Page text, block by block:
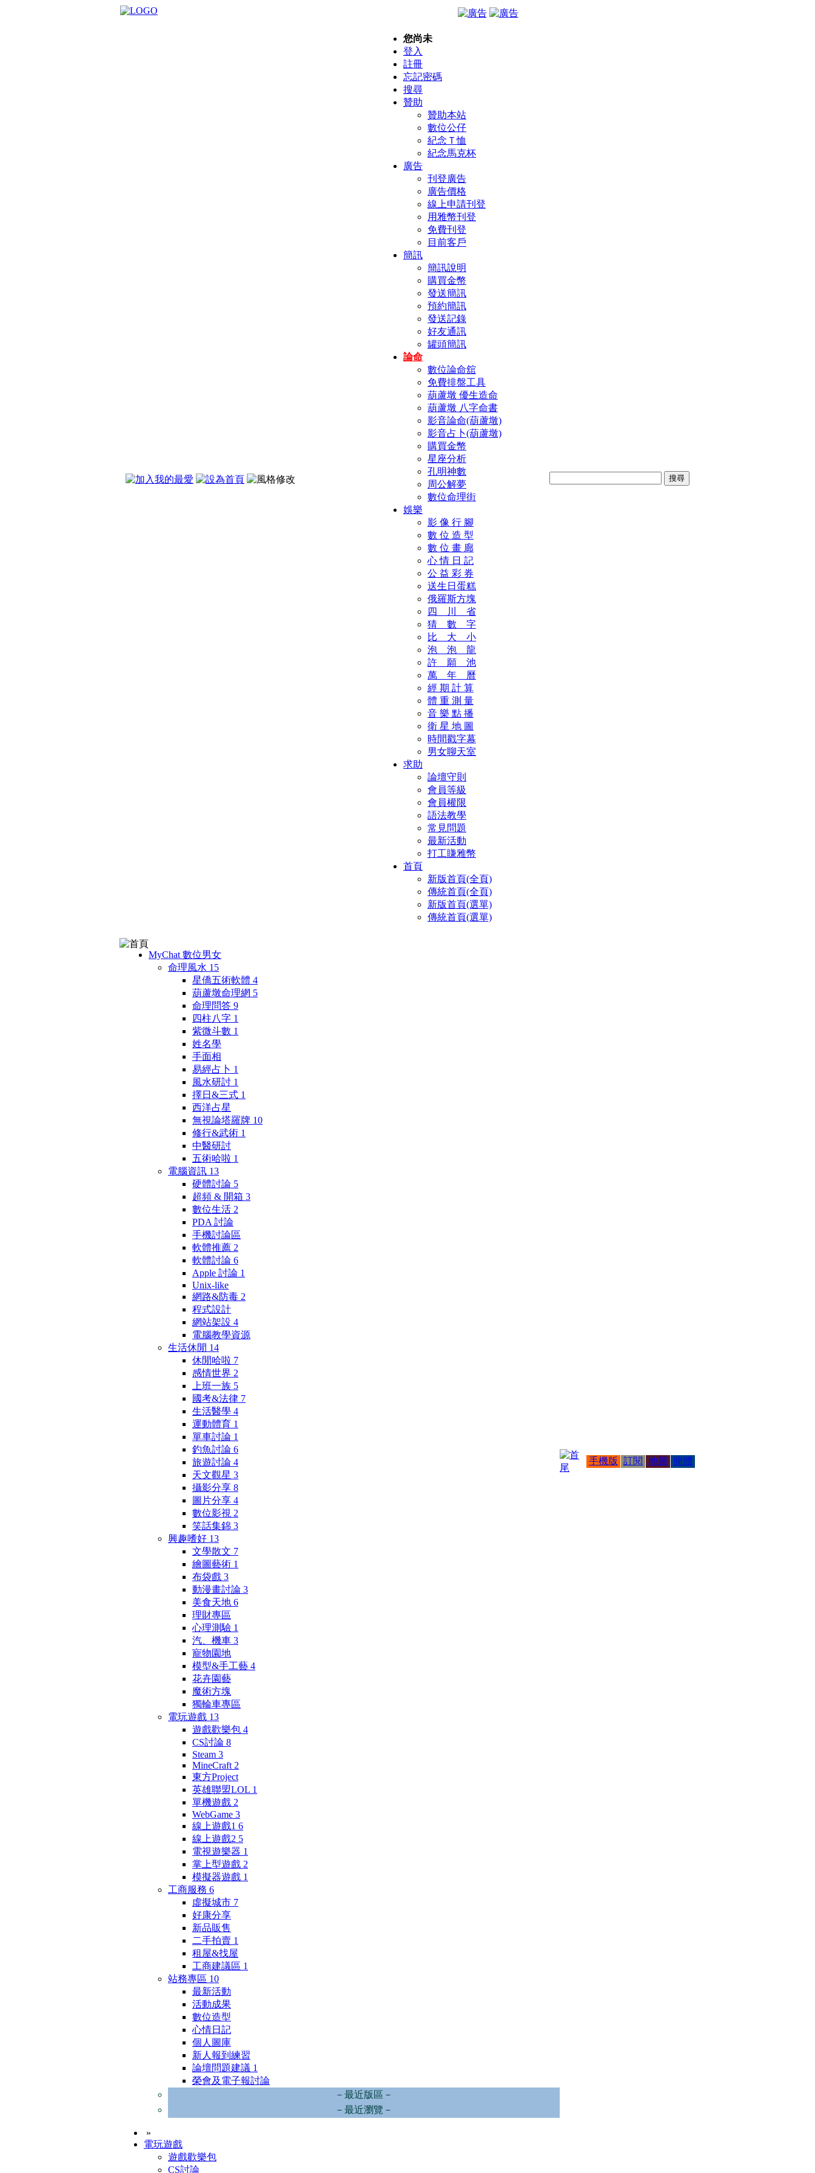
您尚未
登入
註冊
忘記密碼
搜尋
贊助
贊助本站
數位公仔
紀念Ｔ恤
紀念馬克杯
廣告
刊登廣告
廣告價格
線上申請刊登
用雅幣刊登
免費刊登
目前客戶
簡訊
簡訊說明
購買金幣
發送簡訊
預約簡訊
發送記錄
好友通訊
罐頭簡訊
論命
數位論命舘
免費排盤工具
葫蘆墩 優生造命
葫蘆墩 八字命書
影音論命(葫蘆墩)
影音占卜(葫蘆墩)
購買金幣
星座分析
孔明神數
周公解夢
數位命理街
娛樂
影 像 行 腳
數 位 造 型
數 位 畫 廊
心 情 日 記
公 益 彩 券
送生日蛋糕
俄羅斯方塊
四 川 省
猜 數 字
比 大 小
泡 泡 龍
許 願 池
萬 年 曆
經 期 計 算
體 重 測 量
音 樂 點 播
衛 星 地 圖
時間戳字幕
男女聊天室
求助
論壇守則
會員等級
會員權限
語法教學
常見問題
最新活動
打工賺雅幣
首頁
新版首頁(全頁)
傳統首頁(全頁)
新版首頁(選單)
傳統首頁(選單)
MyChat 數位男女
命理風水 15
星僑五術軟體 4
葫蘆墩命理網 5
命理問答 9
四柱八字 1
紫微斗數 1
姓名學
手面相
易經占卜 1
風水研討 1
擇日&三式 1
西洋占星
無視論塔羅牌 10
修行&武術 1
中醫研討
五術哈啦 1
電腦資訊 13
硬體討論 5
超頻 & 開箱 3
數位生活 2
PDA 討論
手機討論區
軟體推薦 2
軟體討論 6
Apple 討論 1
Unix-like
網路&防毒 2
程式設計
網站架設 4
電腦教學資源
生活休閒 14
休閒哈啦 7
感情世界 2
上班一族 5
國考&法律 7
生活醫學 4
運動體育 1
單車討論 1
釣魚討論 6
旅遊討論 4
天文觀星 3
攝影分享 8
圖片分享 4
數位影視 2
笑話集錦 3
興趣嗜好 13
文學散文 7
繪圖藝術 1
布袋戲 3
動漫畫討論 3
美食天地 6
理財專區
心理測驗 1
汽、機車 3
寵物園地
模型&手工藝 4
花卉園藝
魔術方塊
獨輪車專區
電玩遊戲 13
遊戲歡樂包 4
CS討論 8
Steam 3
MineCraft 2
東方Project
英雄聯盟LOL 1
單機遊戲 2
WebGame 3
線上遊戲1 6
線上遊戲2 5
電視遊樂器 1
掌上型遊戲 2
模擬器遊戲 1
工商服務 6
虛擬城市 7
好康分享
新品販售
二手拍賣 1
租屋&找屋
工商建議區 1
站務專區 10
最新活動
活動成果
數位造型
心情日記
個人圖庫
新人報到練習
論壇問題建議 1
榮會及電子報討論
－最近版區－
－最近瀏覽－
»
電玩遊戲
遊戲歡樂包
CS討論
手機版 訂閱 地圖 簡體